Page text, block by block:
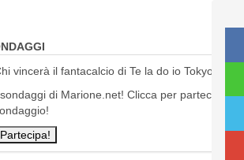
vincerà il fantacalcio di Te la do io Tokyo?
di Marione.net! Clicca per partecipare